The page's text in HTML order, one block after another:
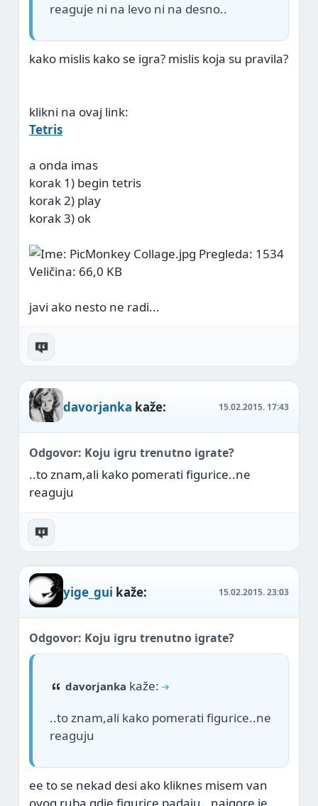
reaguje ni na levo ni na desno..
kako mislis kako se igra? mislis koja su pravila?
klikni na ovaj link:
Tetris
a onda imas
korak 1) begin tetris
korak 2) play
korak 3) ok
javi ako nesto ne radi...
davorjanka kaže: 15.02.2015. 17:43
Odgovor: Koju igru trenutno igrate?
..to znam,ali kako pomerati figurice..ne
reaguju
yige_gui kaže: 15.02.2015.23:03
Odgovor: Koju igru trenutno igrate?
davorjanka kaže:
..to znam,ali kako pomerati figurice..ne
reaguju
ee to se nekad desi ako kliknes misem van